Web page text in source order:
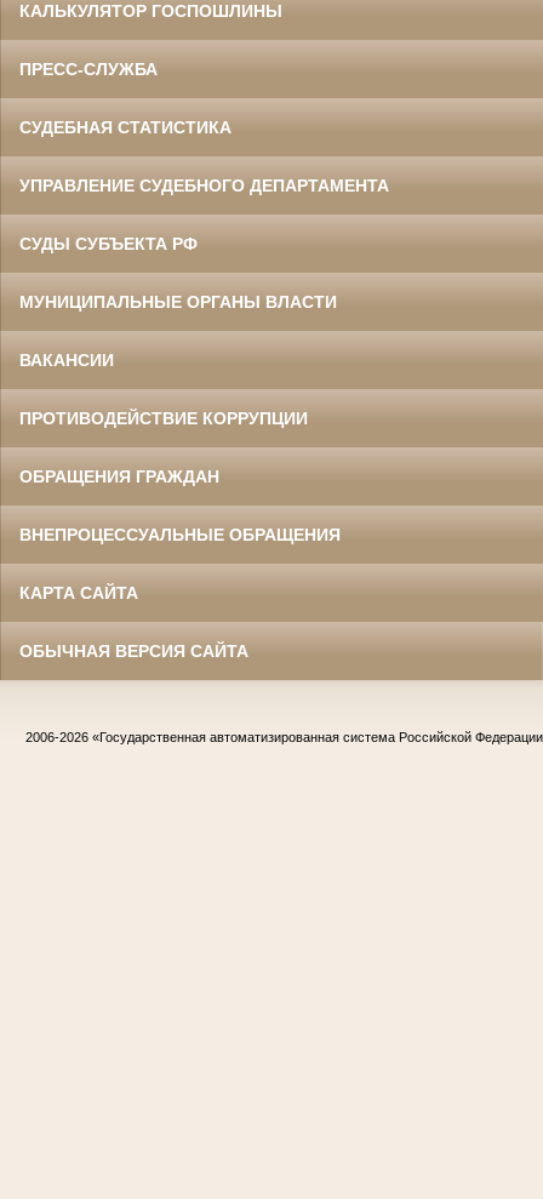
КАЛЬКУЛЯТОР ГОСПОШЛИНЫ
ПРЕСС-СЛУЖБА
СУДЕБНАЯ СТАТИСТИКА
УПРАВЛЕНИЕ СУДЕБНОГО ДЕПАРТАМЕНТА
СУДЫ СУБЪЕКТА РФ
МУНИЦИПАЛЬНЫЕ ОРГАНЫ ВЛАСТИ
ВАКАНСИИ
ПРОТИВОДЕЙСТВИЕ КОРРУПЦИИ
ОБРАЩЕНИЯ ГРАЖДАН
ВНЕПРОЦЕССУАЛЬНЫЕ ОБРАЩЕНИЯ
КАРТА САЙТА
ОБЫЧНАЯ ВЕРСИЯ САЙТА
2006-2026 «Государственная автоматизированная система Российской